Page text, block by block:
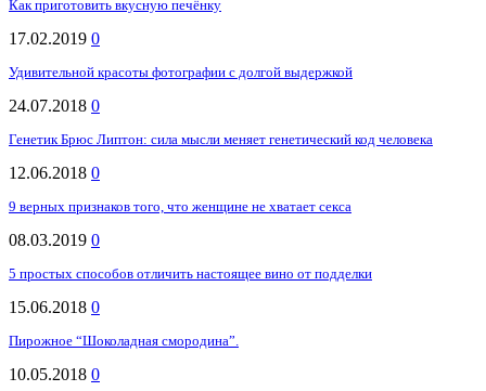
Как приготовить вкусную печёнку
17.02.2019 0
Удивительной красоты фотографии с долгой выдержкой
24.07.2018 0
Генетик Брюс Липтон: сила мысли меняет генетический код человека
12.06.2018 0
9 верных признаков того, что женщине не хватает секса
08.03.2019 0
5 простых способов отличить настоящее вино от подделки
15.06.2018 0
Пирожное “Шоколадная смородина”.
10.05.2018 0